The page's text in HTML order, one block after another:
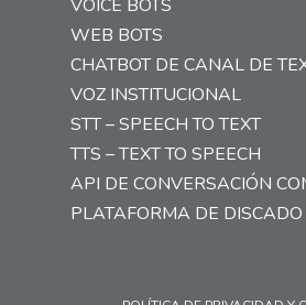
VOICE BOTS
WEB BOTS
CHATBOT DE CANAL DE
VOZ INSTITUCIONAL
STT – SPEECH TO TEXT
TTS – TEXT TO SPEECH
API DE CONVERSACIÓN
PLATAFORMA DE DISCADO